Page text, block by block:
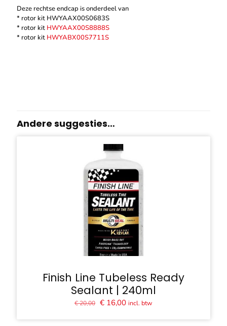
Deze rechtse endcap is onderdeel van
* rotor kit HWYAAX00S0683S
* rotor kit HWYAAX00S8888S
* rotor kit HWYABX00S7711S
Andere suggesties…
Finish Line Tubeless Ready
Sealant | 240ml
€20,00 Oorspronkelijke
€ 16,00Huidige
incl. btw